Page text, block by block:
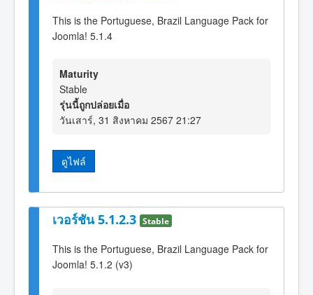
This is the Portuguese, Brazil Language Pack for
Joomla! 5.1.4
Maturity
Stable
รุ่นนี้ถูกปล่อยเมื่อ
วันเสาร์, 31 สิงหาคม 2567 21:27
ดูไฟล์
เวอร์ชัน 5.1.2.3 Stable
This is the Portuguese, Brazil Language Pack for
Joomla! 5.1.2 (v3)